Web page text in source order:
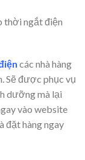
thời ngắt điện
các nhà hàng
Sẽ được phục vụ
dưỡng mà lại
vào website
đặt hàng ngay